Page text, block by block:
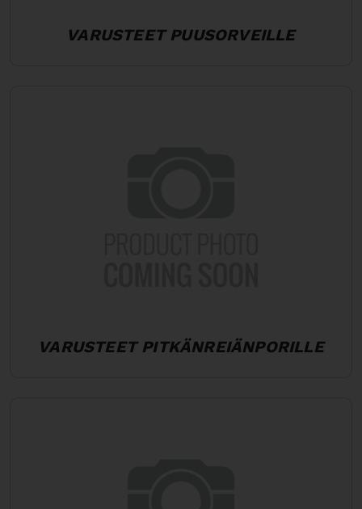
VARUSTEET PUUSORVEILLE
VARUSTEET PITKÄNREIÄNPORILLE